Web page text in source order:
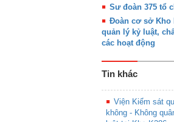
Sư đoàn 375 tổ
Đoàn cơ sở Kho
quản lý kỷ luật,
các hoạt động
Tin khác
Viện Kiểm sát
không - Không